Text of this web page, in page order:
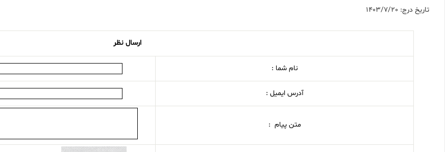
تاریخ درج: 1403/7/20
ارسال نظر
نام شما :
آدرس ایمیل :
متن پیام :